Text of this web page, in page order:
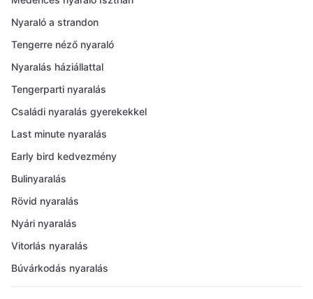
Nyaraló a strandon
Tengerre néző nyaraló
Nyaralás háziállattal
Tengerparti nyaralás
Családi nyaralás gyerekekkel
Last minute nyaralás
Early bird kedvezmény
Bulinyaralás
Rövid nyaralás
Nyári nyaralás
Vitorlás nyaralás
Búvárkodás nyaralás